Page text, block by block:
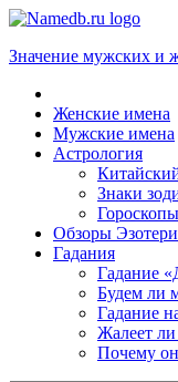
Значение мужских и
Женские имена
Мужские имена
Астрология
Знаки
Гороскопы
Обзоры
Гадания
Гадание
Будем ли
Гадание
Жалеет ли
Почему